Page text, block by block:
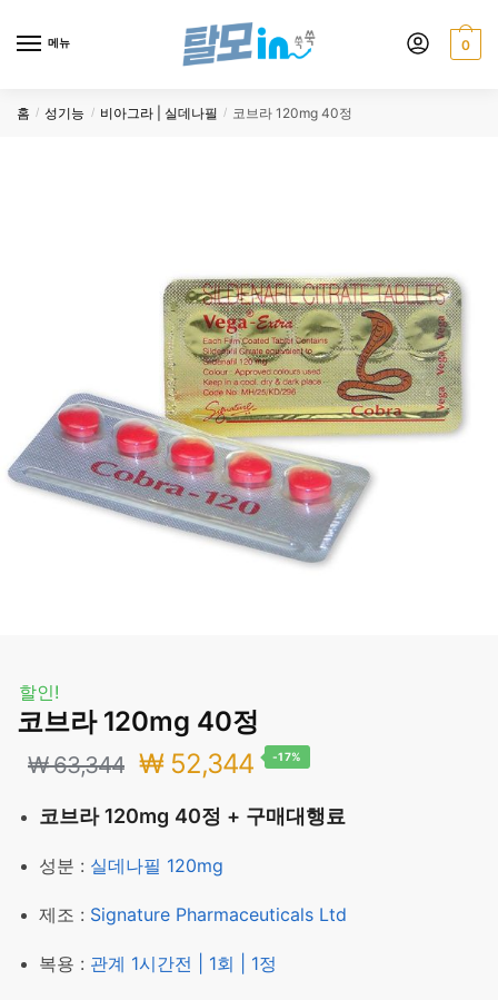
메뉴 0
홈 / 성기능 / 비아그라 | 실데나필 / 코브라 120mg 40정
할인!
코브라 120mg 40정
₩63,344 원
래
₩ 63,344.
₩52,344현
재
₩ 52,344.
-17%
코브라 120mg 40정 + 구매대행료
성분 : 실데나필 120mg
제조 : Signature Pharmaceuticals Ltd
복용 : 관계 1시간전 | 1회 | 1정